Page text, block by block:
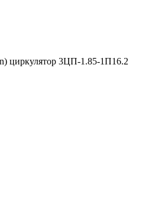
циркулятор 3ЦП-1.85-1П16.2